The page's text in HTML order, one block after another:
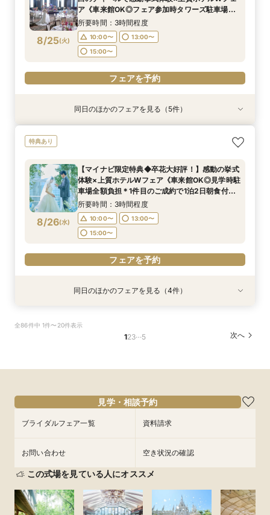
8/24(月)
15:00〜
フェアを予約
8/24(月)
15:00〜
フェアを予約
8/24(月)
15:00〜
フェアを予約
8/24(月)
15:00〜
フェアを予約
8/25(火)
ア《車来館OK◎フェア参加時タワーズ駐車場代
全額負担＊1件目の成約で1泊2日朝食付ハネムー
ン宿泊》
所要時間：3時間程度
10:00〜
13:00〜
15:00〜
フェアを予約
8/25( 火 )
【マイナビ限定特典◆卒花大好評！】感動の挙式
体験×上質ホテルWフェア《車来館OK◎見学時駐
ネムーン宿泊》
所要時間：3時間程度
10:00〜
13:00〜
15:00〜
フェアを予約
8/25( 火 )
上質ホテルで叶える◆フォトウェディング相談会
11:00〜
13:00〜
15:00〜
フェアを予約
8/25( 火 )
新郎新婦のみもOK◆挙式のみ開催の方向け相談
11:00〜
13:00〜
15:00〜
フェアを予約
8/25( 火 )
◆高層階*絶景ウェディング◆館内神前式×*和婚
10:00〜
13:00〜
15:00〜
フェアを予約
8/25( 火 )
10:00〜
13:00〜
15:00〜
フェアを予約
同日のほかのフェアを見る（5件）
特典あり
8/26(水)
【マイナビ限定特典◆卒花大好評！】感動の挙式
体験×上質ホテルWフェア《車来館OK◎見学時駐
車場全額負担＊1件目のご成約で1泊2日朝食付ハ
ネムーン宿泊》
所要時間：3時間程度
10:00〜
13:00〜
15:00〜
フェアを予約
8/26
◆会食付も相談◎
フェアを予約
8/26
会◆会食付も◎
フェアを予約
8/26
*体験フェア
フェアを予約
8/26
ウェディング相談会
フェアを予約
同日のほかのフェアを見る（4件）
全86件中 1件〜20件表示
123…5 次へ
見学・相談予約
ブライダルフェア一覧 資料請求
お問い合わせ 空き状況の確認
この式場を見ている人にオススメ